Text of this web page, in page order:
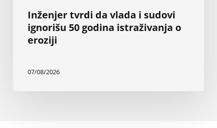
Inženjer tvrdi da vlada i sudovi
ignorišu 50 godina istraživanja o
eroziji
07/08/2026